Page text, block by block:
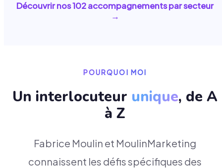
Découvrir nos102accompagnements par secteur
→
POURQUOI MOI
Un interlocuteur unique, de A
à Z
Fabrice Moulin et MoulinMarketing
connaissent les défis spécifiques des